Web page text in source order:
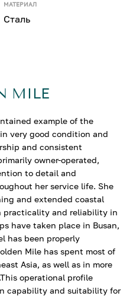
МАТЕРИАЛ
Сталь
MILE
example of the
very good condition and
and consistent
owner-operated,
to detail and
her service life. She
and extended coastal
practicality and reliability in
have taken place in Busan,
has been properly
Mile has spent most of
Asia, as well as in more
operational profile
capability and suitability for